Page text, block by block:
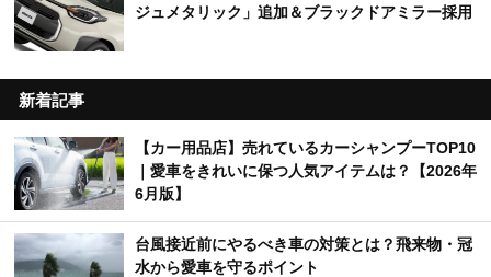
ジュメタリック」追加＆ブラックドアミラー採用
新着記事
【カー用品店】売れているカーシャンプーTOP10
｜愛車をきれいに保つ人気アイテムは？【2026年
6月版】
台風接近前にやるべき車の対策とは？飛来物・冠
水から愛車を守るポイント